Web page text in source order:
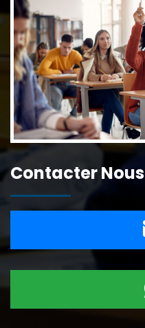
Contacter Nous